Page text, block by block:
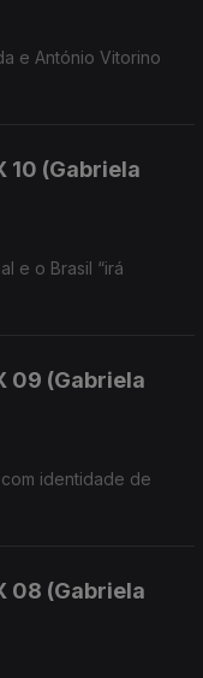
e António Vitorino
10 (Gabriela
e o Brasil “irá
09 (Gabriela
identidade de
08 (Gabriela